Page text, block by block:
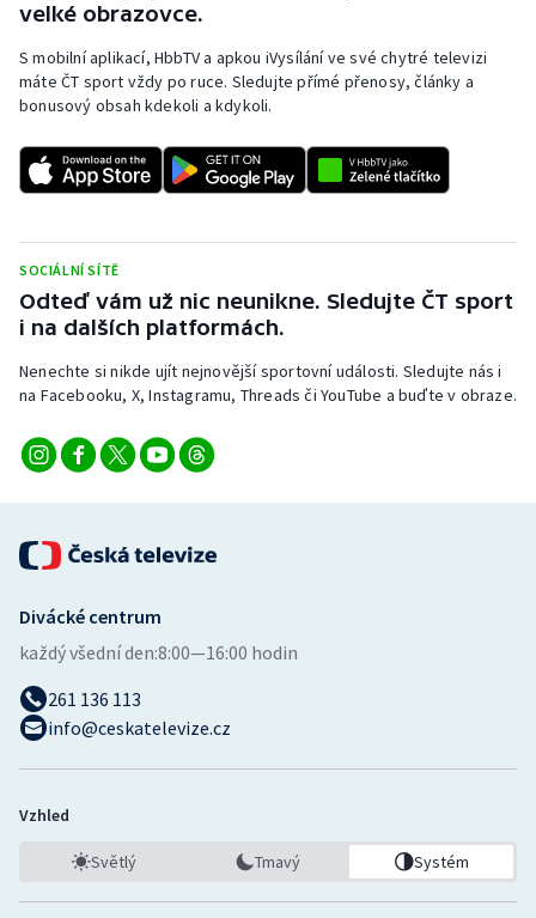
velké obrazovce.
S mobilní aplikací, HbbTV a apkou iVysílání ve své chytré televizi
máte ČT sport vždy po ruce. Sledujte přímé přenosy, články a
bonusový obsah kdekoli a kdykoli.
SOCIÁLNÍ SÍTĚ
Odteď vám už nic neunikne. Sledujte ČT sport
i na dalších platformách.
Nenechte si nikde ujít nejnovější sportovní události. Sledujte nás i
na Facebooku, X, Instagramu, Threads či YouTube a buďte v obraze.
Divácké centrum
každý všední den:8:00—16:00 hodin
261 136 113
info@ceskatelevize.cz
Vzhled
Světlý Tmavý Systém